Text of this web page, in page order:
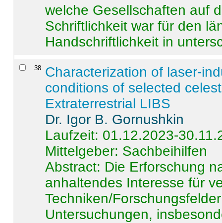
welche Gesellschaften auf
Schriftlichkeit war für den
Handschriftlichkeit in
38. Characterization of laser-
conditions of selected
Extraterrestrial LIBS
Dr. Igor B. Gornushkin
Laufzeit: 01.12.2023-
Mittelgeber: Sachbeihilfen
Abstract: Die Erforschung
anhaltendes Interesse für
Techniken/
Untersuchungen,